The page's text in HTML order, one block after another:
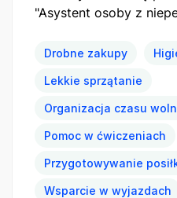
"Asystent osoby z
Drobne zakupy
Lekkie sprzątanie
Organizacja czasu
Pomoc w ćwiczeniach
Przygotowywanie
Wsparcie w wyjazdach